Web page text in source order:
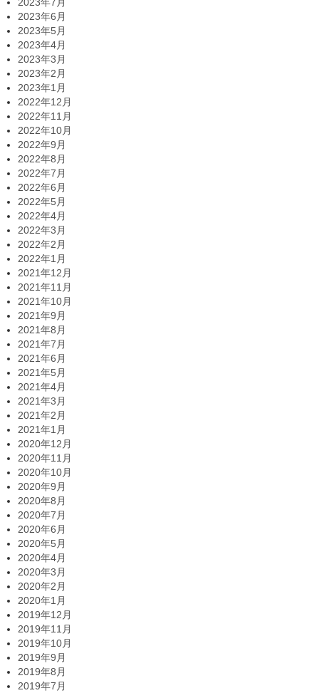
2023年7月
2023年6月
2023年5月
2023年4月
2023年3月
2023年2月
2023年1月
2022年12月
2022年11月
2022年10月
2022年9月
2022年8月
2022年7月
2022年6月
2022年5月
2022年4月
2022年3月
2022年2月
2022年1月
2021年12月
2021年11月
2021年10月
2021年9月
2021年8月
2021年7月
2021年6月
2021年5月
2021年4月
2021年3月
2021年2月
2021年1月
2020年12月
2020年11月
2020年10月
2020年9月
2020年8月
2020年7月
2020年6月
2020年5月
2020年4月
2020年3月
2020年2月
2020年1月
2019年12月
2019年11月
2019年10月
2019年9月
2019年8月
2019年7月